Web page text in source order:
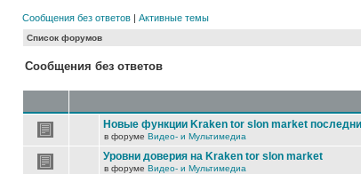
Сообщения без ответов | Активные темы
Список форумов
Сообщения без ответов
Новые функции Kraken tor slon market
в форуме Видео- и Мультимедиа
Уровни доверия на Kraken tor slon market
в форуме Видео- и Мультимедиа